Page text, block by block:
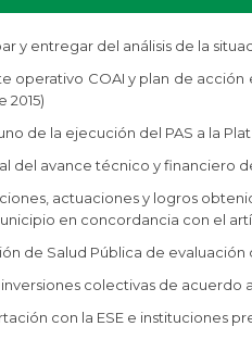
y entregar del análisis de la
COAI y plan de acción
2015)
de la ejecución del PAS a la
avance técnico y financiero
actuaciones y logros
en concordancia con el
de Salud Pública de evaluación
colectivas de acuerdo
con la ESE e instituciones